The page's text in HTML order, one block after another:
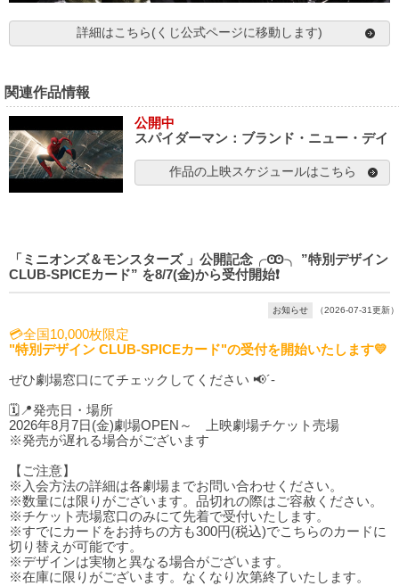
詳細はこちら(くじ公式ページに移動します)
関連作品情報
公開中
スパイダーマン：ブランド・ニュー・デイ
作品の上映スケジュールはこちら
「ミニオンズ＆モンスターズ 」公開記念╭Ꙭ╮ ”特別デザイン
CLUB-SPICEカード” を8/7(金)から受付開始❗️
お知らせ （2026-07-31更新）
💳全国10,000枚限定
"特別デザイン CLUB-SPICEカード"の受付を開始いたします💛
ぜひ劇場窓口にてチェックしてください 📢´-
🗓️📍発売日・場所
2026年8月7日(金)劇場OPEN～ 上映劇場チケット売場
※発売が遅れる場合がございます
【ご注意】
※入会方法の詳細は各劇場までお問い合わせください。
※数量には限りがございます。品切れの際はご容赦ください。
※チケット売場窓口のみにて先着で受付いたします。
※すでにカードをお持ちの方も300円(税込)でこちらのカードに
切り替えが可能です。
※デザインは実物と異なる場合がございます。
※在庫に限りがございます。なくなり次第終了いたします。